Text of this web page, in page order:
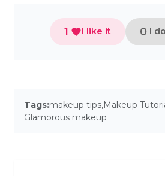
1 I like it 0 I
Tags:makeup tips,Makeup
Glamorous makeup